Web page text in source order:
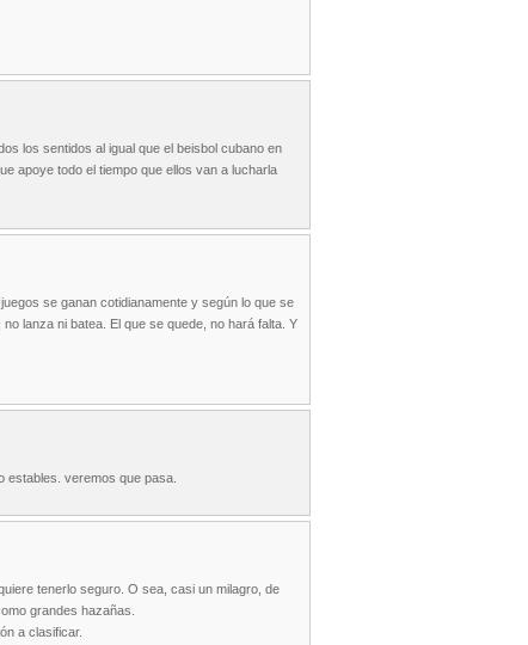
los sentidos al igual que el beisbol cubano en
apoye todo el tiempo que ellos van a lucharla
se ganan cotidianamente y según lo que se
lanza ni batea. El que se quede, no hará falta. Y
estables. veremos que pasa.
tenerlo seguro. O sea, casi un milagro, de
grandes hazañas.
a clasificar.